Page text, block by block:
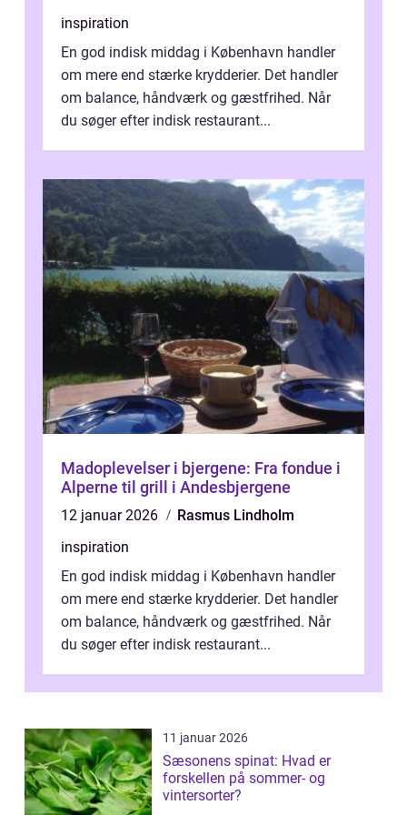
inspiration
En god indisk middag i København handler
om mere end stærke krydderier. Det handler
om balance, håndværk og gæstfrihed. Når
du søger efter indisk restaurant...
Madoplevelser i bjergene: Fra fondue i
Alperne til grill i Andesbjergene
12 januar 2026
Rasmus Lindholm
inspiration
En god indisk middag i København handler
om mere end stærke krydderier. Det handler
om balance, håndværk og gæstfrihed. Når
du søger efter indisk restaurant...
11 januar 2026
Sæsonens spinat: Hvad er
forskellen på sommer- og
vintersorter?